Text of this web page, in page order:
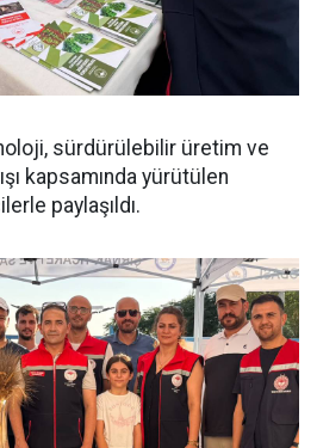
sürdürülebilir üretim ve
kapsamında yürütülen
paylaşıldı.